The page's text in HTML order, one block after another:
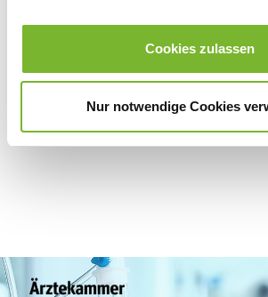
Cookies zulassen
Nur notwendige Cookies
Für weitere Informationen wenden Sie sich bitte
Anbieter.